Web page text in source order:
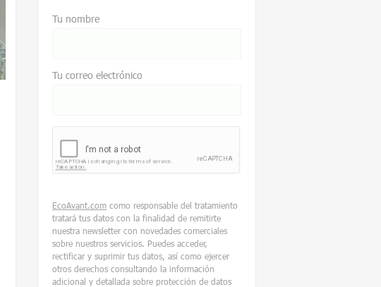
Tu nombre
Tu correo electrónico
EcoAvant.com como responsable del tratamiento
tratará tus datos con la finalidad de remitirte
nuestra newsletter con novedades comerciales
sobre nuestros servicios. Puedes acceder,
rectificar y suprimir tus datos, así como ejercer
otros derechos consultando la información
adicional y detallada sobre protección de datos